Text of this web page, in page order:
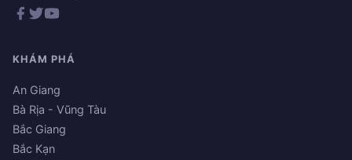
KHÁM PHÁ
An Giang
Bà Rịa - Vũng Tàu
Bắc Giang
Bắc Kạn